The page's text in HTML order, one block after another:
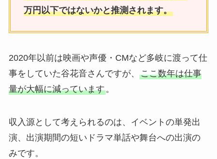
万円以下ではないかと推測されます。
2020年以前は映画や声優・CMなど多岐に渡って仕
事をしていた谷花音さんですが、 ここ数年は仕事
量が大幅に減っています。
収入源として考えられるのは、イベントの単発出
演、出演期間の短いドラマ単話や舞台への出演の
みです。